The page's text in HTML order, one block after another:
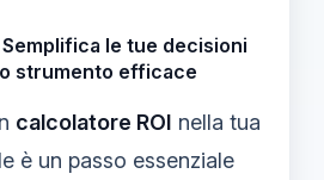
le tue decisioni
strumento efficace
calcolatore ROI nella tua
è un passo essenziale